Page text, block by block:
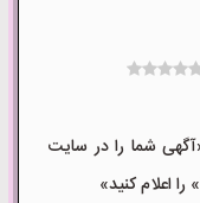
شما را در سایت